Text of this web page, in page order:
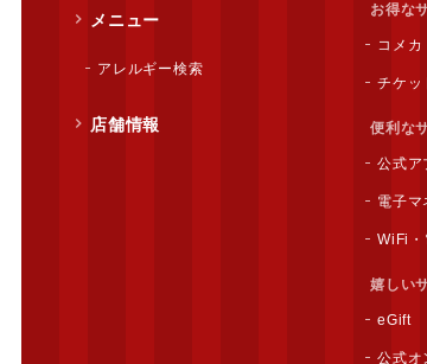
メニュー
アレルギー検索
店舗情報
お得な
コメカ
チケッ
便利な
公式ア
電子マ
WiFi・
嬉しい
eGift
公式オ